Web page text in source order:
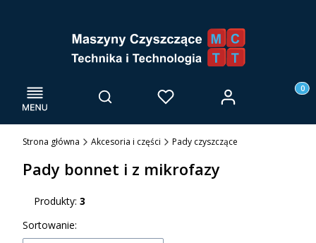
Menu Otwórz wyszukiwarkę
Szukaj Ulubione Zaloguj się
Strona główna Akcesoria i części Pady czyszczące
Pady bonnet i z mikrofazy
Produkty: 3
Lista produktów
Sortowanie: